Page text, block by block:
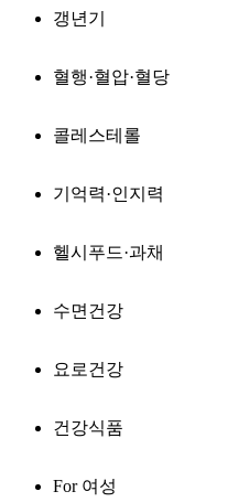
갱년기
혈행·혈압·혈당
콜레스테롤
기억력·인지력
헬시푸드·과채
수면건강
요로건강
건강식품
For 여성